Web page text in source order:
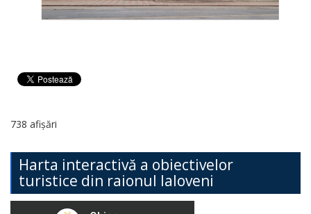
738 afișări
Harta interactivă a obiectivelor
turistice din raionul Ialoveni